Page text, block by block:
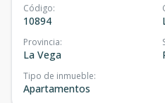
Código:
10894
Provincia:
La Vega
Tipo de inmueble:
Apartamentos